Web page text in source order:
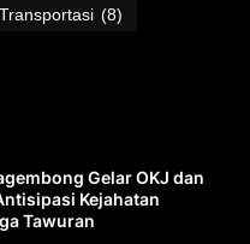
Transportasi (8)
Gelar OKJ dan
Kejahatan
Tawuran